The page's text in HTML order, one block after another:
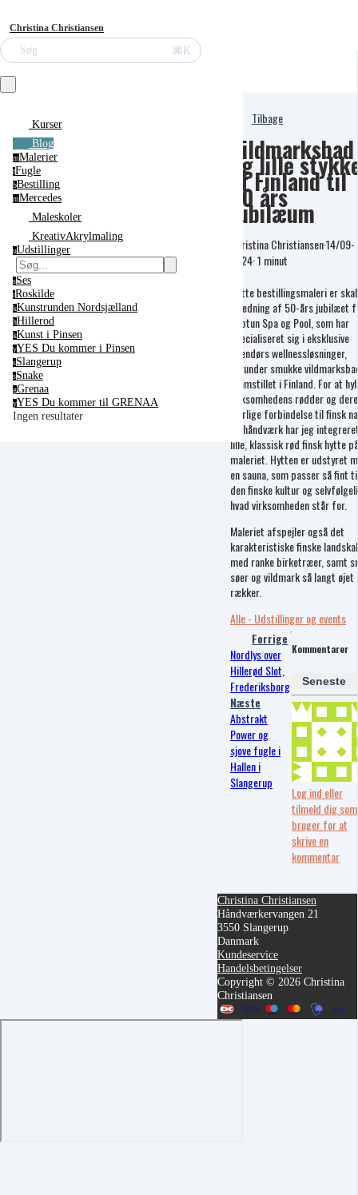
Christina Christiansen
Søg ⌘K
Kurser
Blog
mMalerier
fFugle
bBestilling
mMercedes
Maleskoler
KreativAkrylmaling
uUdstillinger
sSes
rRoskilde
kKunstrunden Nordsjælland
hHillerod
kKunst i Pinsen
yYES Du kommer i Pinsen
sSlangerup
sSnake
gGrenaa
yYES Du kommer til GRENAA
Ingen resultater
Tilbage
Vildmarksbad
og lille
af Finland til
50 års
Jubilæum
Christina Christiansen·14/09-
2024·1 minut
Dette bestillingsmaleri er
anledning af 50-års jubilæet
Neptun Spa og Pool, som har
specialiseret sig i eksklusive
udendørs wellnessløsninger,
herunder smukke
fremstillet i Finland. For at
virksomhedens rødder og
særlige forbindelse til finsk
og håndværk har jeg
lille, klassisk rød finsk hytte på
maleriet. Hytten er udstyret
en sauna, som passer så fint
den finske kultur og
hvad virksomheden står for.
Maleriet afspejler også det
karakteristiske finske
med ranke birketræer, samt
søer og vildmark så langt øjet
rækker.
Alle - Udstillinger og events
Forrige
Nordlys over
Hillerød Slot,
Frederiksborg
Næste
Abstrakt
Power og
sjove fugle i
Hallen i
Slangerup
Kommentarer
Seneste
Log ind eller
tilmeld dig som
bruger for at
skrive en
kommentar
Christina Christiansen
Håndværkervangen 21
3550 Slangerup
Danmark
Kundeservice
Handelsbetingelser
Copyright © 2026 Christina
Christiansen